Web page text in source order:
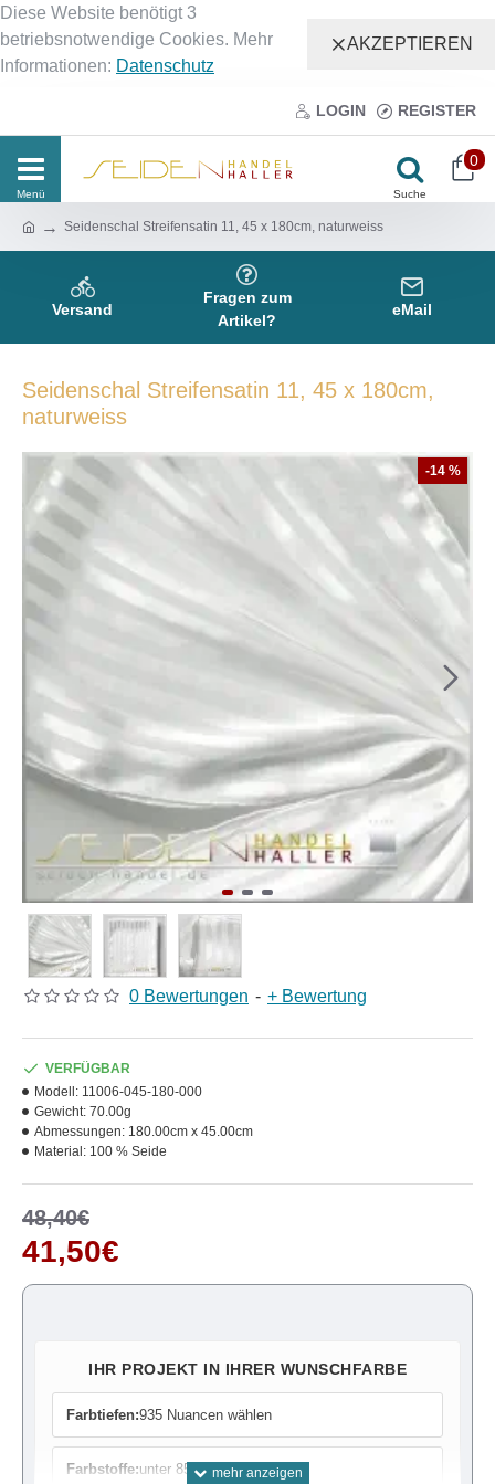
Diese Website benötigt 3
betriebsnotwendige Cookies. Mehr
Informationen: Datenschutz
AKZEPTIEREN
LOGIN REGISTER
0
Seidenschal Streifensatin 11, 45 x 180cm, naturweiss
Versand
Fragen zum
Artikel?
eMail
Seidenschal Streifensatin 11, 45 x 180cm,
naturweiss
-14 %
0 Bewertungen - + Bewertung
41,50€
48,40€
VERFÜGBAR
Modell: 11006-045-180-000
Gewicht: 70.00g
Abmessungen: 180.00cm x 45.00cm
Material: 100 % Seide
IHR PROJEKT IN IHRER WUNSCHFARBE
Farbtiefen:935 Nuancen wählen
Farbstoffe:unter 85 Farben wählen